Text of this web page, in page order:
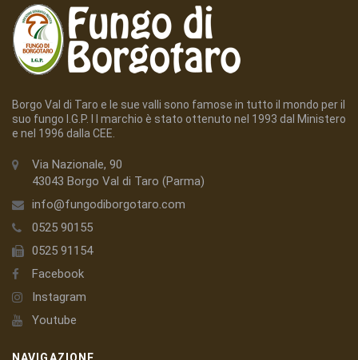
Borgo Val di Taro e le sue valli sono famose in tutto il mondo per il
suo fungo I.G.P. I l marchio è stato ottenuto nel 1993 dal Ministero
e nel 1996 dalla CEE.
Via Nazionale, 90
43043 Borgo Val di Taro (Parma)
info@fungodiborgotaro.com
0525 90155
0525 91154
Facebook
Instagram
Youtube